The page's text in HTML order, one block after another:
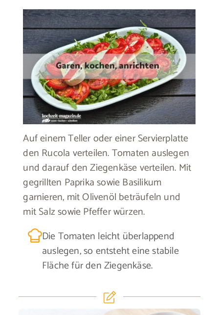
Auf einem Teller oder einer Servierplatte
den Rucola verteilen. Tomaten auslegen
und darauf den Ziegenkäse verteilen. Mit
gegrillten Paprika sowie Basilikum
garnieren, mit Olivenöl beträufeln und
mit Salz sowie Pfeffer würzen.
Die Tomaten leicht überlappend
auslegen, so entsteht eine stabile
Fläche für den Ziegenkäse.